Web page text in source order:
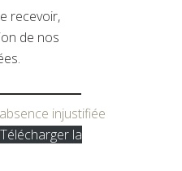
recevoir,
de nos
injustifiée
Télécharger la